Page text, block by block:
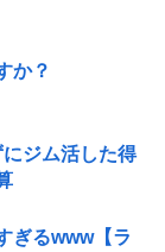
か？
にジム活した得
ぎるwww【ラ